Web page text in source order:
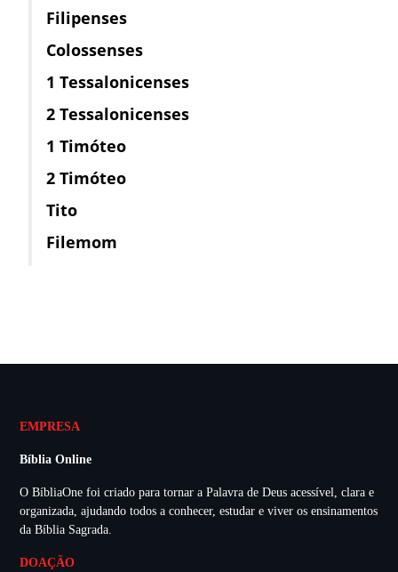
Filipenses
Colossenses
1 Tessalonicenses
2 Tessalonicenses
1 Timóteo
2 Timóteo
Tito
Filemom
EMPRESA
Bíblia Online
O BíbliaOne foi criado para tornar a Palavra de Deus acessível, clara e
organizada, ajudando todos a conhecer, estudar e viver os ensinamentos
da Bíblia Sagrada.
DOAÇÃO